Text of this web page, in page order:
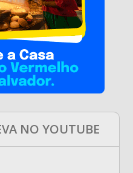
NO YOUTUBE